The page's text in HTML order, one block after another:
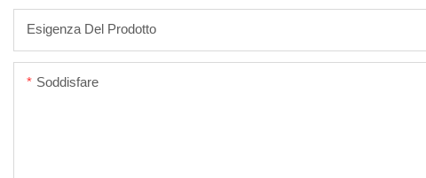
Esigenza Del Prodotto
Soddisfare